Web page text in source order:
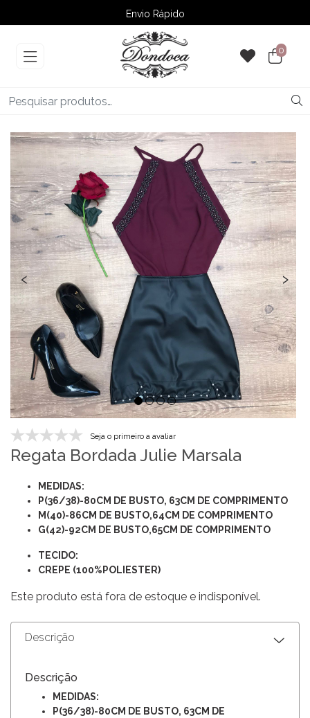
Envio Rápido
➚ Ofertas– Até 60% OFF
0
‹ ›
Seja o primeiro a avaliar
Regata Bordada Julie Marsala
MEDIDAS:
P(36/38)-80CM DE BUSTO, 63CM DE COMPRIMENTO
M(40)-86CM DE BUSTO,64CM DE COMPRIMENTO
G(42)-92CM DE BUSTO,65CM DE COMPRIMENTO
TECIDO:
CREPE (100%POLIESTER)
Este produto está fora de estoque e indisponível.
Descrição
Descrição
MEDIDAS:
P(36/38)-80CM DE BUSTO, 63CM DE